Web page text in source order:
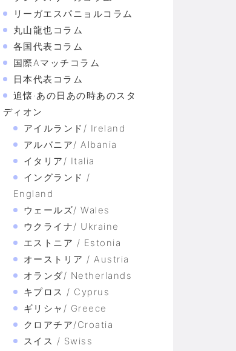
リーガエスパニョルコラム
丸山龍也コラム
各国代表コラム
国際Aマッチコラム
日本代表コラム
追懐·あの日あの時あのスタ
ディオン
アイルランド/ Ireland
アルバニア/ Albania
イタリア/ Italia
イングランド /
England
ウェールズ/ Wales
ウクライナ/ Ukraine
エストニア / Estonia
オーストリア / Austria
オランダ/ Netherlands
キプロス / Cyprus
ギリシャ/ Greece
クロアチア/Croatia
スイス / Swiss